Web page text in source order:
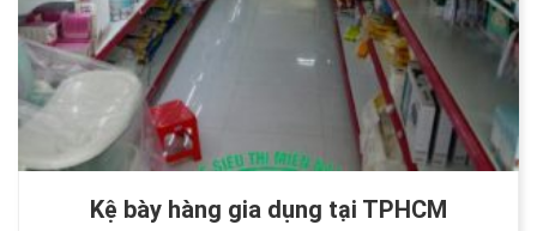
Kệ bày hàng gia dụng tại TPHCM